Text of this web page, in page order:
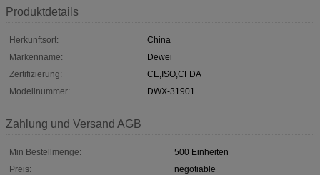
Produktdetails
Herkunftsort:
China
Markenname:
Dewei
Zertifizierung:
CE,ISO,CFDA
Modellnummer:
DWX-31901
Zahlung und Versand AGB
Min Bestellmenge:
500 Einheiten
Preis:
negotiable